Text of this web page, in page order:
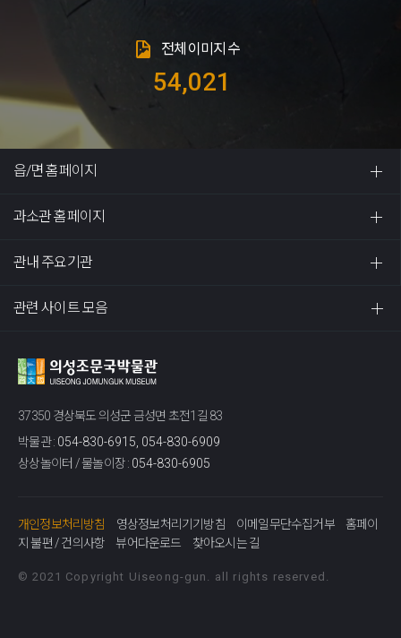
전체 이미지 수
54,021
읍/면 홈페이지
과소관 홈페이지
관내 주요기관
관련 사이트 모음
37350 경상북도 의성군 금성면 초전1길 83
박물관 : 054-830-6915, 054-830-6909
상상놀이터 / 물놀이장 : 054-830-6905
개인정보처리방침 영상정보처리기기방침 이메일무단수집거부
홈페이
지 불편 / 건의사항
뷰어다운로드 찾아오시는 길
© 2021 Copyright Uiseong-gun. all rights reserved.